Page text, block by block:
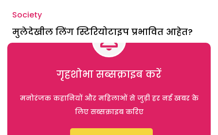
Society
मुलेदेखील लिंग स्टिरियोटाइप प्रभावित आहेत?
गृहशोभा सब्सक्राइब करें
मनोरंजक कहानियों और महिलाओं से जुड़ी हर नई खबर के
लिए सब्सक्राइब करिए